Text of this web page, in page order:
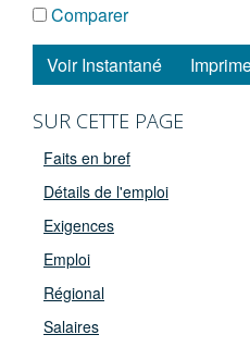
Comparer
Voir Instantané
SUR CETTE PAGE
Faits en bref
Détails de l'emploi
Exigences
Emploi
Régional
Salaires